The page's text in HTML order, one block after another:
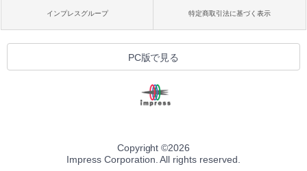
インプレスグループ 特定商取引法に基づく表示
PC版で見る
Copyright ©2026
Impress Corporation. All rights reserved.